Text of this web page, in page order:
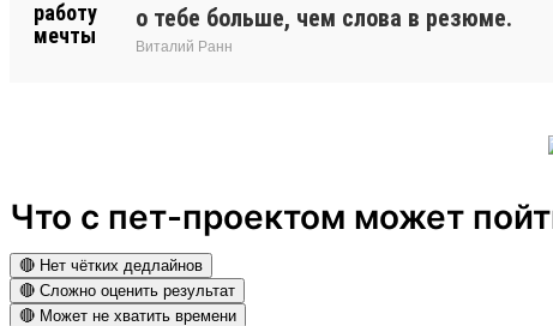
о тебе больше, чем слова в резюме.
Виталий Ранн
Что с пет-проектом может
🔴 Нет чётких дедлайнов
🔴 Сложно оценить результат
🔴 Может не хватить времени